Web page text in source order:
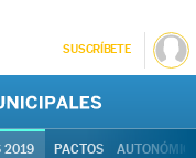
SUSCRÍBETE
2019 PACTOS